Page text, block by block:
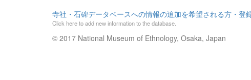
寺社・石碑データベースへの情報の追加を希望される方・登
Click here to add new information to the database.
© 2017 National Museum of Ethnology, Osaka, Japan